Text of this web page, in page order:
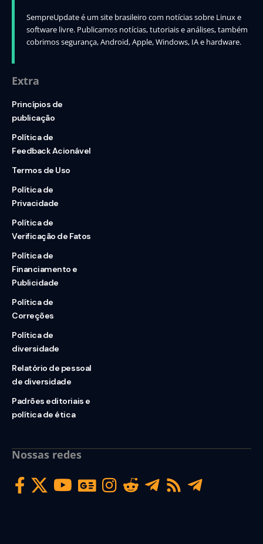
SempreUpdate é um site brasileiro com notícias sobre Linux e
software livre. Publicamos notícias, tutoriais e análises, também
cobrimos segurança, Android, Apple, Windows, IA e hardware.
Extra
Princípios de
publicação
Política de
Feedback Acionável
Termos de Uso
Política de
Privacidade
Política de
Verificação de Fatos
Política de
Financiamento e
Publicidade
Política de
Correções
Política de
diversidade
Relatório de pessoal
de diversidade
Padrões editoriais e
política de ética
Nossas redes